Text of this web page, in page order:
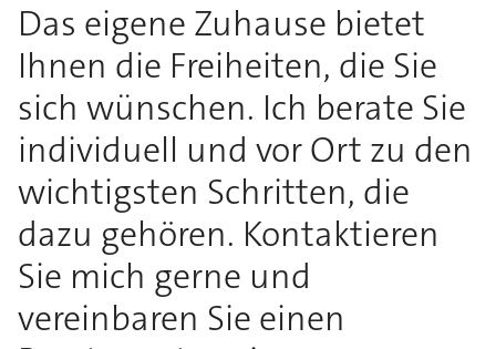
Das eigene Zuhause bietet
Ihnen die Freiheiten, die Sie
sich wünschen. Ich berate Sie
individuell und vor Ort zu den
wichtigsten Schritten, die
dazu gehören. Kontaktieren
Sie mich gerne und
vereinbaren Sie einen